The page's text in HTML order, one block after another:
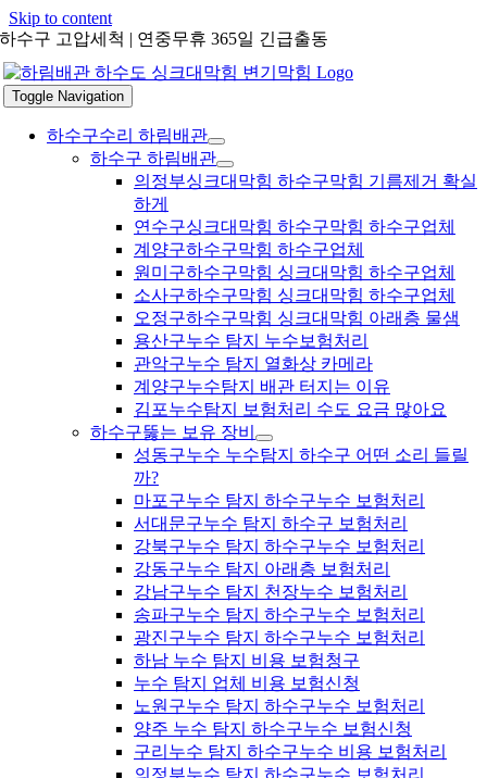
Skip to content
하수구 고압세척 | 연중무휴 365일 긴급출동
Toggle Navigation
하수구수리 하림배관
하수구 하림배관
의정부싱크대막힘 하수구막힘 기름제거 확실
하게
연수구싱크대막힘 하수구막힘 하수구업체
계양구하수구막힘 하수구업체
원미구하수구막힘 싱크대막힘 하수구업체
소사구하수구막힘 싱크대막힘 하수구업체
오정구하수구막힘 싱크대막힘 아래층 물샘
용산구누수 탐지 누수보험처리
관악구누수 탐지 열화상 카메라
계양구누수탐지 배관 터지는 이유
김포누수탐지 보험처리 수도 요금 많아요
하수구뚫는 보유 장비
성동구누수 누수탐지 하수구 어떤 소리 들릴
까?
마포구누수 탐지 하수구누수 보험처리
서대문구누수 탐지 하수구 보험처리
강북구누수 탐지 하수구누수 보험처리
강동구누수 탐지 아래층 보험처리
강남구누수 탐지 천장누수 보험처리
송파구누수 탐지 하수구누수 보험처리
광진구누수 탐지 하수구누수 보험처리
하남 누수 탐지 비용 보험청구
누수 탐지 업체 비용 보험신청
노원구누수 탐지 하수구누수 보험처리
양주 누수 탐지 하수구누수 보험신청
구리누수 탐지 하수구누수 비용 보험처리
의정부누수 탐지 하수구누수 보험처리